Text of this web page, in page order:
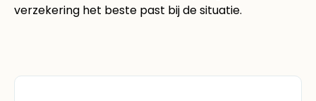
verzekering het beste past bij de situatie.